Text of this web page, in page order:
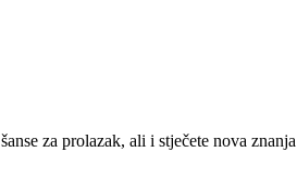
za prolazak, ali i stječete nova znanja